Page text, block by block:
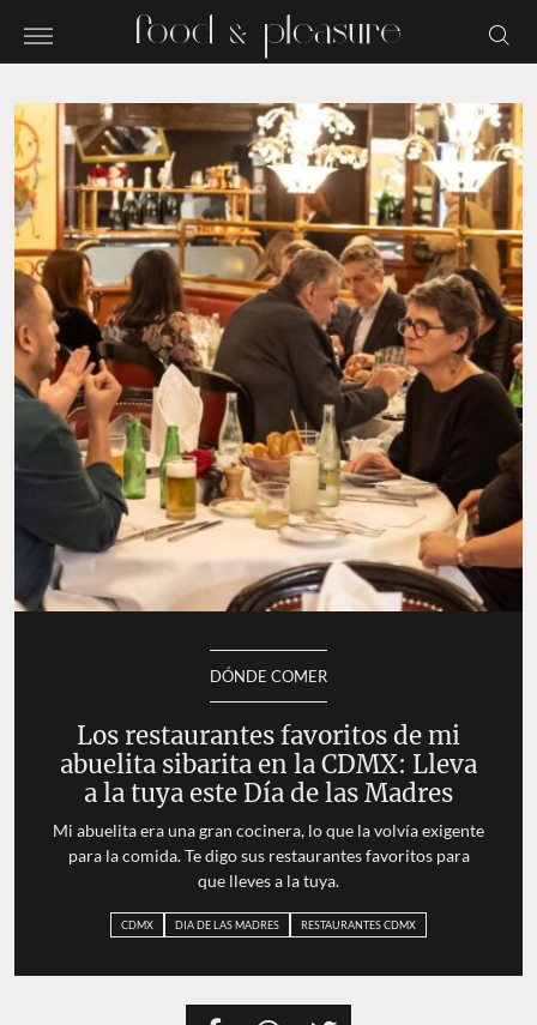
DÓNDE COMER
Los restaurantes favoritos de mi
abuelita sibarita en la CDMX: Lleva
a la tuya este Día de las Madres
Mi abuelita era una gran cocinera, lo que la volvía exigente
para la comida. Te digo sus restaurantes favoritos para
que lleves a la tuya.
CDMX DIA DE LAS MADRES RESTAURANTES CDMX